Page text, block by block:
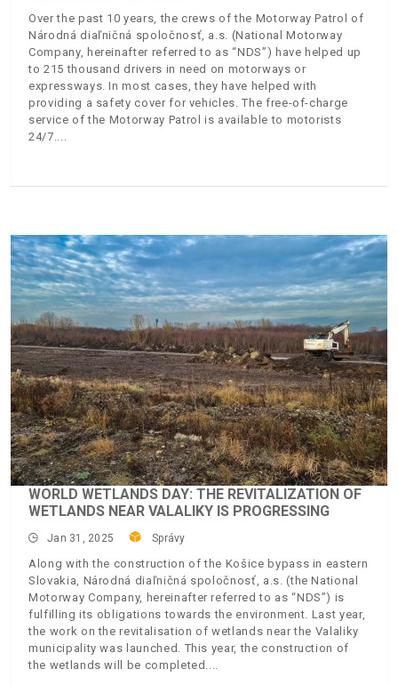
Over the past 10 years, the crews of the Motorway Patrol of
Národná diaľničná spoločnosť, a.s. (National Motorway
Company, hereinafter referred to as “NDS”) have helped up
to 215 thousand drivers in need on motorways or
expressways. In most cases, they have helped with
providing a safety cover for vehicles. The free-of-charge
service of the Motorway Patrol is available to motorists
24/7.
WORLD WETLANDS DAY: THE REVITALIZATION OF
WETLANDS NEAR VALALIKY IS PROGRESSING
Jan 31, 2025 Správy
Along with the construction of the Košice bypass in eastern
Slovakia, Národná diaľničná spoločnosť, a.s. (the National
Motorway Company, hereinafter referred to as “NDS”) is
fulfilling its obligations towards the environment. Last year,
the work on the revitalisation of wetlands near the Valaliky
municipality was launched. This year, the construction of
the wetlands will be completed.